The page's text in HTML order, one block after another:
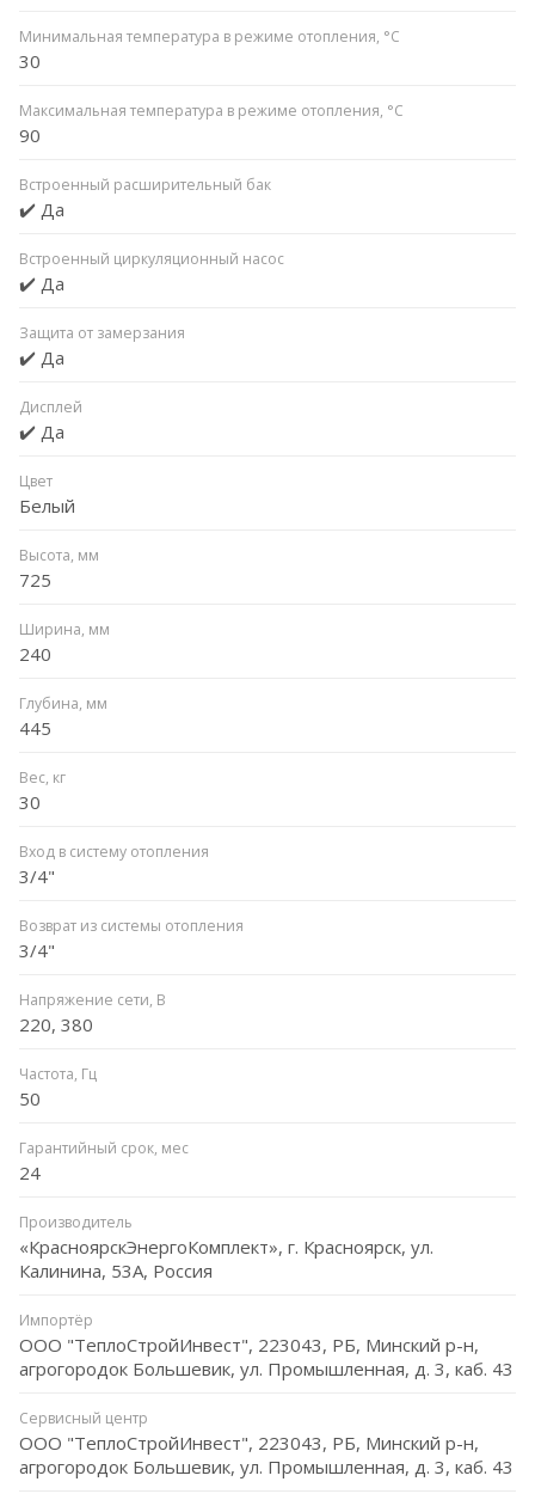
Минимальная температура в режиме отопления, °C
30
Максимальная температура в режиме отопления, °C
90
Встроенный расширительный бак
✔️ Да
Встроенный циркуляционный насос
✔️ Да
Защита от замерзания
✔️ Да
Дисплей
✔️ Да
Цвет
Белый
Высота, мм
725
Ширина, мм
240
Глубина, мм
445
Вес, кг
30
Вход в систему отопления
3/4"
Возврат из системы отопления
3/4"
Напряжение сети, В
220, 380
Частота, Гц
50
Гарантийный срок, мес
24
Производитель
«КрасноярскЭнергоКомплект», г. Красноярск, ул.
Калинина, 53A, Россия
Импортёр
ООО "ТеплоСтройИнвест", 223043, РБ, Минский р-н,
агрогородок Большевик, ул. Промышленная, д. 3, каб. 43
Сервисный центр
ООО "ТеплоСтройИнвест", 223043, РБ, Минский р-н,
агрогородок Большевик, ул. Промышленная, д. 3, каб. 43